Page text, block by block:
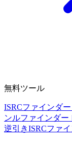
無料ツール
ISRCファインダー
ンルファインダー
逆引きISRCファ